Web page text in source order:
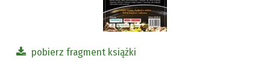
pobierz fragment książki